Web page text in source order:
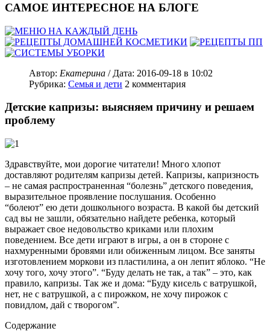
САМОЕ ИНТЕРЕСНОЕ НА БЛОГЕ
Автор: Екатерина / Дата: 2016-09-18 в 10:02
Рубрика: Семья и дети 2 комментария
Детские капризы: выясняем причину и решаем
проблему
Здравствуйте, мои дорогие читатели! Много хлопот
доставляют родителям капризы детей. Капризы, капризность
– не самая распространенная “болезнь” детского поведения,
выразительное проявление послушания. Особенно
“болеют” ею дети дошкольного возраста. В какой бы детский
сад вы не зашли, обязательно найдете ребенка, который
выражает свое недовольство криками или плохим
поведением. Все дети играют в игры, а он в стороне с
нахмуренными бровями или обиженным лицом. Все заняты
изготовлением моркови из пластилина, а он лепит яблоко. “Не
хочу того, хочу этого”. “Буду делать не так, а так” – это, как
правило, капризы. Так же и дома: “Буду кисель с ватрушкой,
нет, не с ватрушкой, а с пирожком, не хочу пирожок с
повидлом, дай с творогом”.
Содержание